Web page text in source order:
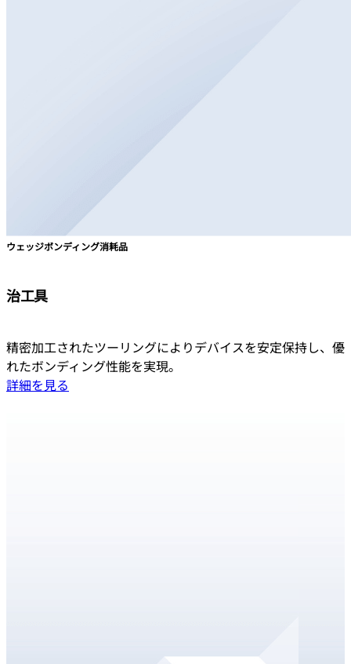
ウェッジボンディング消耗品
治工具
精密加工されたツーリングによりデバイスを安定保持し、優
れたボンディング性能を実現。
詳細を見る